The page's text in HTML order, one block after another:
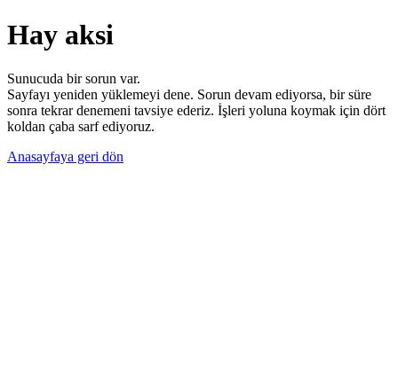
Hay aksi
Sunucuda bir sorun var.
Sayfayı yeniden yüklemeyi dene. Sorun devam ediyorsa, bir süre
sonra tekrar denemeni tavsiye ederiz. İşleri yoluna koymak için dört
koldan çaba sarf ediyoruz.
Anasayfaya geri dön